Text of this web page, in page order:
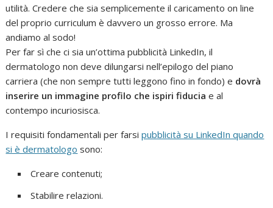
utilità. Credere che sia semplicemente il caricamento on line
del proprio curriculum è davvero un grosso errore. Ma
andiamo al sodo!
Per far sì che ci sia un’ottima pubblicità LinkedIn, il
dermatologo non deve dilungarsi nell’epilogo del piano
carriera (che non sempre tutti leggono fino in fondo) e dovrà
inserire un immagine profilo che ispiri fiducia e al
contempo incuriosisca.
I requisiti fondamentali per farsipubblicità su LinkedIn quando
si è dermatologo sono:
Creare contenuti;
Stabilire relazioni.